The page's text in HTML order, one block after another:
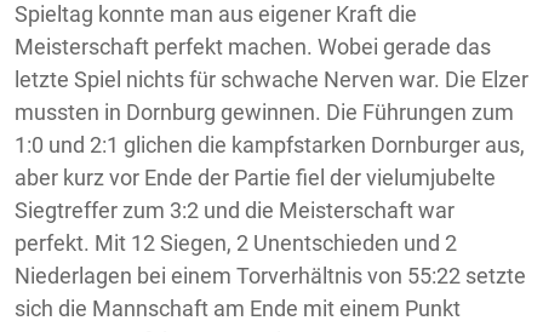
Spieltag konnte man aus eigener Kraft die
Meisterschaft perfekt machen. Wobei gerade das
letzte Spiel nichts für schwache Nerven war. Die Elzer
mussten in Dornburg gewinnen. Die Führungen zum
1:0 und 2:1 glichen die kampfstarken Dornburger aus,
aber kurz vor Ende der Partie fiel der vielumjubelte
Siegtreffer zum 3:2 und die Meisterschaft war
perfekt. Mit 12 Siegen, 2 Unentschieden und 2
Niederlagen bei einem Torverhältnis von 55:22 setzte
sich die Mannschaft am Ende mit einem Punkt